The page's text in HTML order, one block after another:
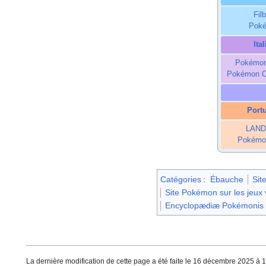
Pokémon
Catégories : Ébauche
Site Pokémon sur les jeux
Encyclopædiæ Pokémonis
La dernière modification de cette page a été faite le 16 décembre 2025 à